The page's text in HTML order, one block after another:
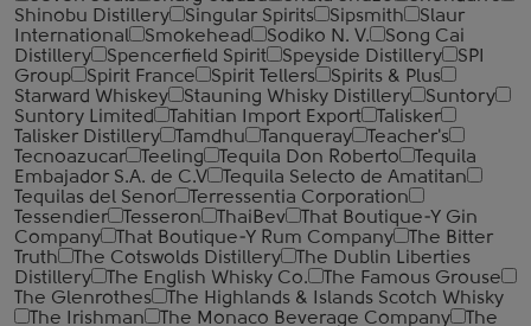
Shinobu Distillery
Singular Spirits Sipsmith
Slaur
International
Smokehead Sodiko N. V.
Song Cai
Distillery
Spencerfield Spirit Speyside Distillery
SPI
Group
Spirit France Spirit Tellers
Spirits & Plus
Starward Whiskey
Stauning Whisky Distillery
Suntory
Suntory Limited
Tahitian Import Export
Talisker
Talisker Distillery
Tamdhu Tanqueray
Teacher's
Tecnoazucar
Teeling Tequila Don Roberto
Tequila
Embajador S.A. de C.V
Tequila Selecto de Amatitan
Tequilas del Senor
Terressentia Corporation
Tessendier
Tesseron ThaiBev
That Boutique-Y Gin
Company
That Boutique-Y Rum Company
The Bitter
Truth
The Cotswolds Distillery
The Dublin Liberties
Distillery
The English Whisky Co.
The Famous Grouse
The Glenrothes
The Highlands & Islands Scotch Whisky
The Irishman
The Monaco Beverage Company
The